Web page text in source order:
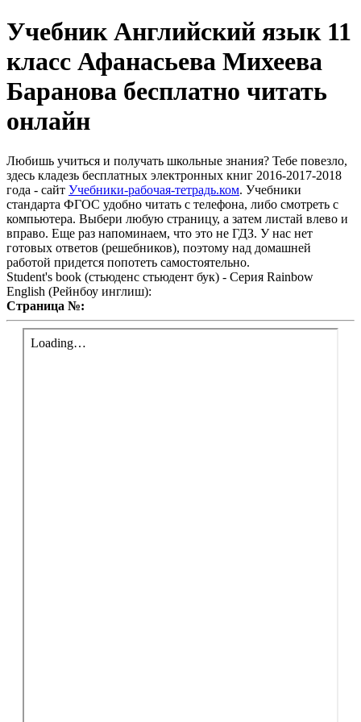
Учебник Английский язык 11
класс Афанасьева Михеева
Баранова бесплатно читать
онлайн
Любишь учиться и получать школьные знания? Тебе повезло,
здесь кладезь бесплатных электронных книг 2016-2017-2018
года - сайт Учебники-рабочая-тетрадь.ком. Учебники
стандарта ФГОС удобно читать с телефона, либо смотреть с
компьютера. Выбери любую страницу, а затем листай влево и
вправо. Еще раз напоминаем, что это не ГДЗ. У нас нет
готовых ответов (решебников), поэтому над домашней
работой придется попотеть самостоятельно.
Student's book (стьюденс стьюдент бук) - Серия Rainbow
English (Рейнбоу инглиш):
Страница №: